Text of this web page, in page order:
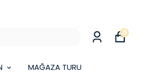
MAĞAZA TURU
0